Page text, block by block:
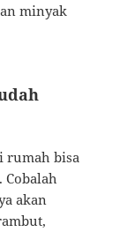
minyak
rumah bisa
akan